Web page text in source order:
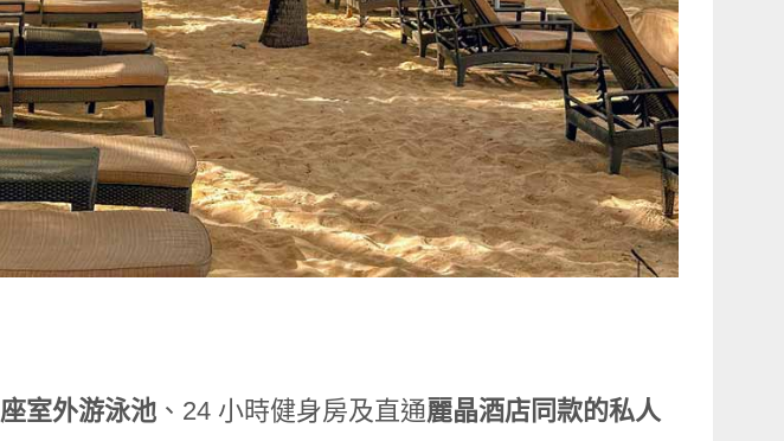
座室外游泳池、24 小時健身房及直通麗晶酒店同款的私人